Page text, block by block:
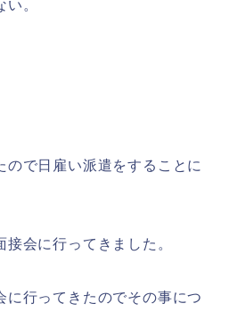
。
ので日雇い派遣をすることに
会に行ってきました。
に行ってきたのでその事につ